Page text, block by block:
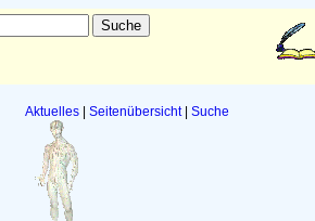
Aktuelles Seitenübersicht| Suche